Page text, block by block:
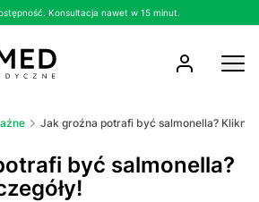
Konsultacja nawet w 15 minut.
Jak groźna potrafi być salmonella? Kliknij
być salmonella?